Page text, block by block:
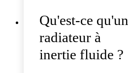
Qu'est-ce qu'un
radiateur à
inertie fluide ?